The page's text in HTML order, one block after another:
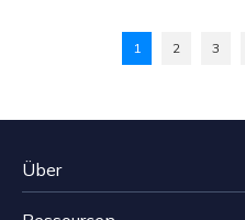
1 2 3
Über